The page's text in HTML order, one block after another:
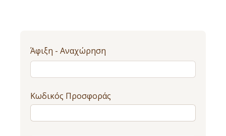
Άφιξη - Αναχώρηση
Κωδικός Προσφοράς